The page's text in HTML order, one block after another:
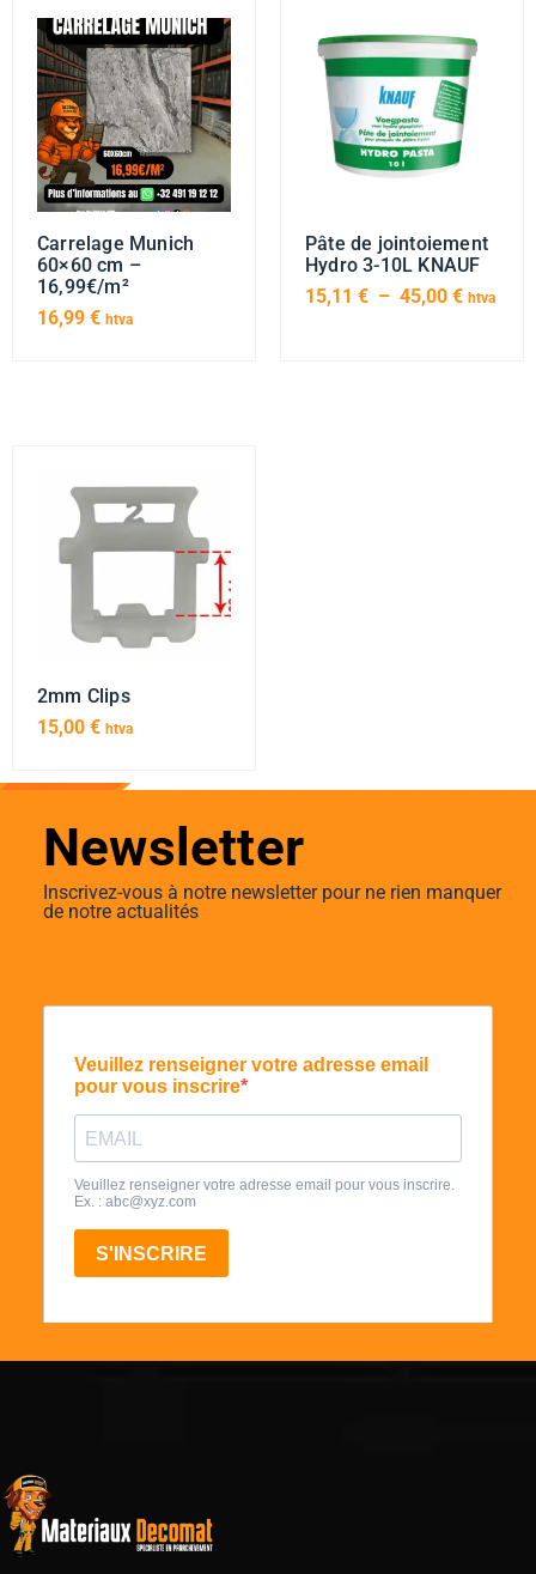
Carrelage Munich
60×60 cm –
16,99€/m²
16,99 € htva
Pâte de jointoiement
Hydro 3-10L KNAUF
15,11 € – 45,00 € htva
2mm Clips
15,00 € htva
Newsletter
Inscrivez-vous à notre newsletter pour ne rien manquer
de notre actualités